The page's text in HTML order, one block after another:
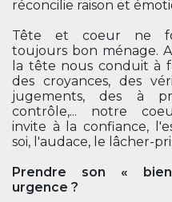
réconcilie raison et
Tête et coeur ne
toujours bon ménage.
la tête nous conduit à
des croyances, des
jugements, des à
contrôle,... notre
invite à la confiance,
soi, l'audace, le lâcher-
Prendre son «
urgence ?